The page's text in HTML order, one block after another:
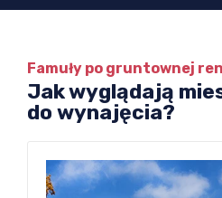
Famuły po gruntownej
Jak wyglądają
do wynajęcia?